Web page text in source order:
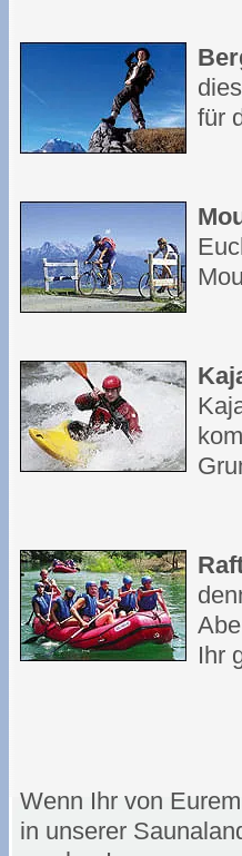
für
Ihr
Wenn Ihr von
in unserer